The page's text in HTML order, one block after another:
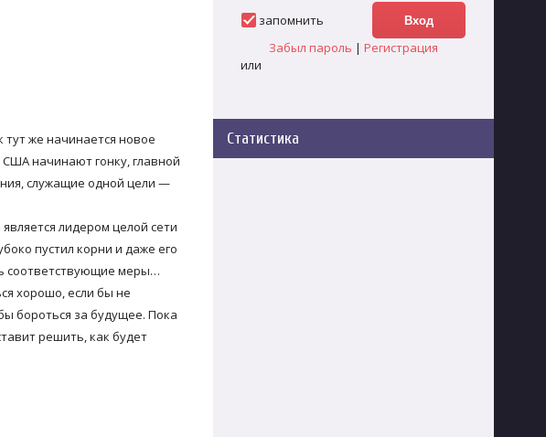
же начинается новое
начинают гонку, главной
служащие одной цели —
лидером целой сети
пустил корни и даже его
соответствующие меры…
хорошо, если бы не
бороться за будущее. Пока
решить, как будет
запомнить
Забыл пароль | Регистрация
или
Статистика